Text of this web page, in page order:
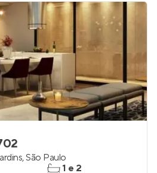
,São Paulo
1 e 2